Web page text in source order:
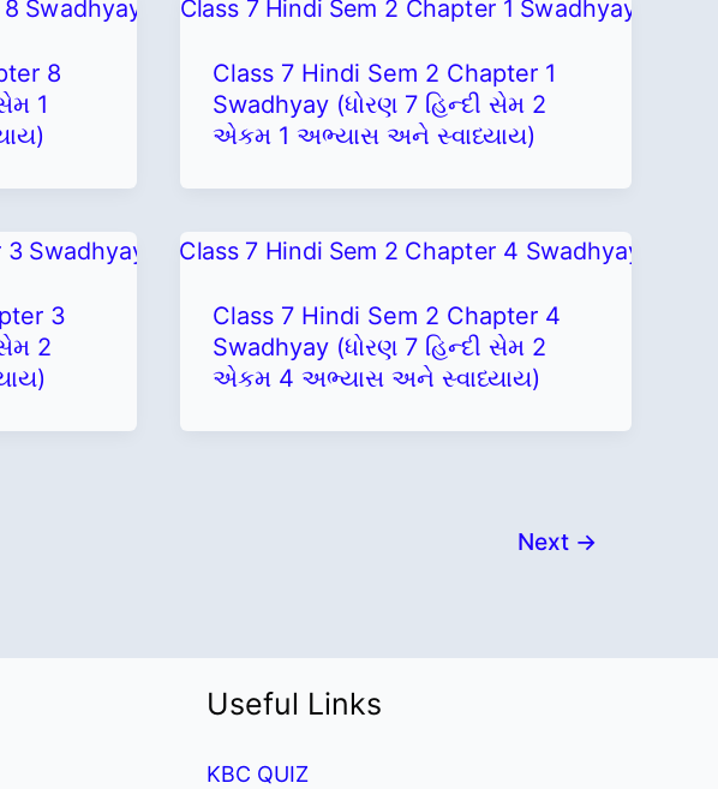
8
1
Class 7 Hindi Sem 2 Chapter 1
Swadhyay (ધોરણ 7 હિન્દી સેમ 2
એકમ 1 અભ્યાસ અને સ્વાધ્યાય)
3
2
Class 7 Hindi Sem 2 Chapter 4
Swadhyay (ધોરણ 7 હિન્દી સેમ 2
એકમ 4 અભ્યાસ અને સ્વાધ્યાય)
Next →
Useful Links
KBC QUIZ